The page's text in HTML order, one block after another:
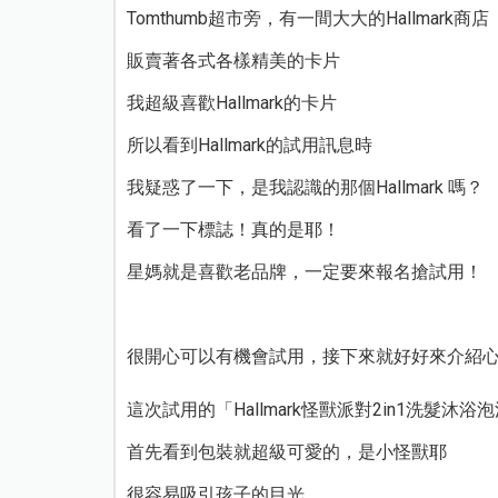
Tomthumb超市旁，有一間大大的Hallmark商店
販賣著各式各樣精美的卡片
我超級喜歡Hallmark的卡片
所以看到Hallmark的試用訊息時
我疑惑了一下，是我認識的那個Hallmark 嗎？
看了一下標誌！真的是耶！
星媽就是喜歡老品牌，一定要來報名搶試用！
很開心可以有機會試用，接下來就好好來介紹
這次試用的「Hallmark怪獸派對2in1洗髮沐浴泡
首先看到包裝就超級可愛的，是小怪獸耶